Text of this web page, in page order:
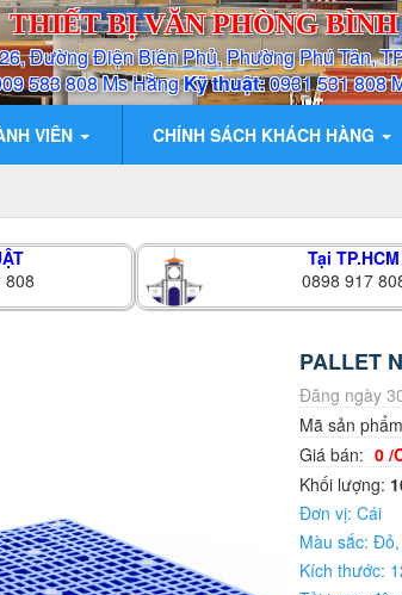
THIẾT BỊ VĂN PHÒNG
Đường Điện Biên Phủ, Phường Phú Tân,
583 808 Ms HằngKỹ thuật:0931 531 808
VIÊN CHÍNH SÁCH KHÁCH HÀNG
808
Tại TP.HCM
0898 917
PALLET
Đăng ngày
Mã sản
Giá bán: 0 /
Khối lượng:
Đơn vị: Cái
Màu sắc:
Kích thước: